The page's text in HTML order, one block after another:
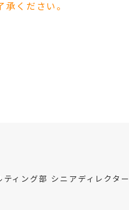
ください。
ィング部 シニアディレクター